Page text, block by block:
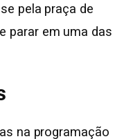
pela praça de
parar em uma das
na programação